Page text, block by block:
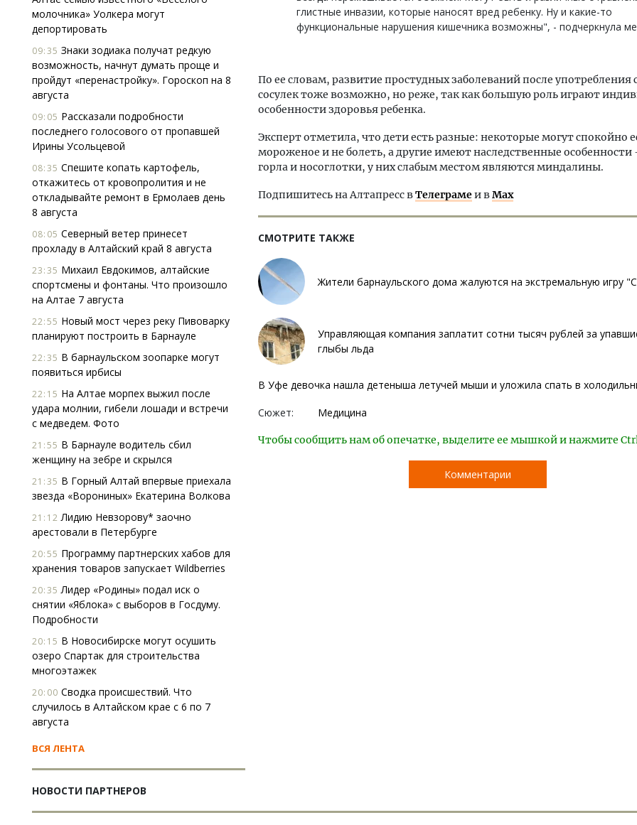
молочника» Уолкера могут
депортировать
09:35 Знаки зодиака получат редкую
возможность, начнут думать проще и
пройдут «перенастройку». Гороскоп на 8
августа
09:05 Рассказали подробности
последнего голосового от пропавшей
Ирины Усольцевой
08:35 Спешите копать картофель,
откажитесь от кровопролития и не
откладывайте ремонт в Ермолаев день
8 августа
08:05 Северный ветер принесет
прохладу в Алтайский край 8 августа
23:35 Михаил Евдокимов, алтайские
спортсмены и фонтаны. Что произошло
на Алтае 7 августа
22:55 Новый мост через реку Пивоварку
планируют построить в Барнауле
22:35 В барнаульском зоопарке могут
появиться ирбисы
22:15 На Алтае морпех выжил после
удара молнии, гибели лошади и встречи
с медведем. Фото
21:55 В Барнауле водитель сбил
женщину на зебре и скрылся
21:35 В Горный Алтай впервые приехала
звезда «Ворониных» Екатерина Волкова
21:12 Лидию Невзорову* заочно
арестовали в Петербурге
20:55 Программу партнерских хабов для
хранения товаров запускает Wildberries
20:35 Лидер «Родины» подал иск о
снятии «Яблока» с выборов в Госдуму.
Подробности
20:15 В Новосибирске могут осушить
озеро Спартак для строительства
многоэтажек
20:00 Сводка происшествий. Что
случилось в Алтайском крае с 6 по 7
августа
ВСЯ ЛЕНТА
НОВОСТИ ПАРТНЕРОВ
глистные инвазии, которые наносят вред ребенку. Ну и какие-то
функциональные нарушения кишечника возможны", - подчеркнула
По ее словам, развитие простудных заболеваний после
сосулек тоже возможно, но реже, так как большую роль играют
особенности здоровья ребенка.
Эксперт отметила, что дети есть разные: некоторые могут спокойно
мороженое и не болеть, а другие имеют наследственные особенности
горла и носоглотки, у них слабым местом являются миндалины.
Подпишитесь на Алтапресс вТелеграмеи вMax
СМОТРИТЕ ТАКЖЕ
Жители барнаульского дома жалуются на экстремальную игру
Управляющая компания заплатит сотни тысяч рублей за
глыбы льда
В Уфе девочка нашла детеныша летучей мыши и уложила спать в
Сюжет: Медицина
Чтобы сообщить нам об опечатке, выделите ее мышкой и нажмите
Комментарии